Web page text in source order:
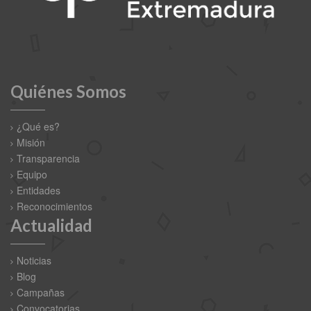
Quiénes Somos
¿Qué es?
Misión
Transparencia
Equipo
Entidades
Reconocimientos
Actualidad
Noticias
Blog
Campañas
Convocatorias